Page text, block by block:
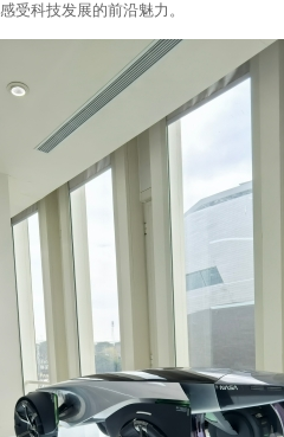
感受科技发展的前沿魅力。